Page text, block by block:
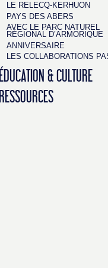
LE RELECQ-KERHUON
PAYS DES ABERS
AVEC LE PARC NATUREL
RÉGIONAL D’ARMORIQUE
ANNIVERSAIRE
LES COLLABORATIONS
ÉDUCATION & CULTURE
RESSOURCES